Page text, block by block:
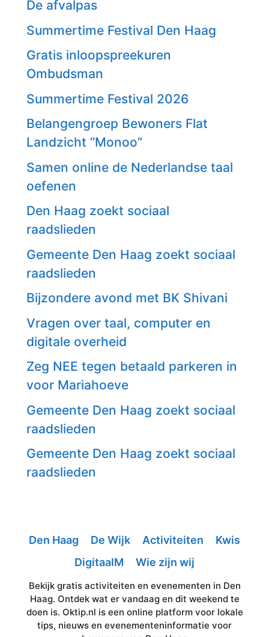
De afvalpas
Summertime Festival Den Haag
Gratis inloopspreekuren
Ombudsman
Summertime Festival 2026
Belangengroep Bewoners Flat
Landzicht “Monoo”
Samen online de Nederlandse taal
oefenen
Den Haag zoekt sociaal
raadslieden
Gemeente Den Haag zoekt sociaal
raadslieden
Bijzondere avond met BK Shivani
Vragen over taal, computer en
digitale overheid
Zeg NEE tegen betaald parkeren in
voor Mariahoeve
Gemeente Den Haag zoekt sociaal
raadslieden
Gemeente Den Haag zoekt sociaal
raadslieden
Den Haag De Wijk Activiteiten
Kwis
DigitaalM
Wie zijn wij
Bekijk gratis activiteiten en evenementen in Den
Haag. Ontdek wat er vandaag en dit weekend te
doen is. Oktip.nl is een online platform voor lokale
tips, nieuws en evenementeninformatie voor